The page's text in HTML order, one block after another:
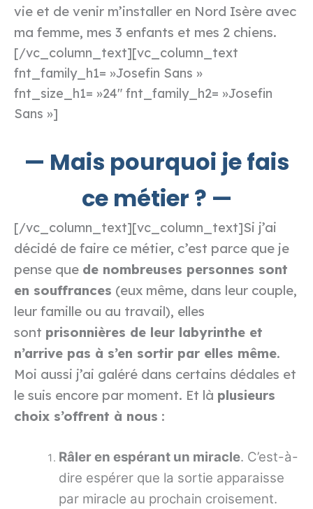
vie et de venir m’installer en Nord Isère avec
ma femme, mes 3 enfants et mes 2 chiens.
[/vc_column_text][vc_column_text
fnt_family_h1= »Josefin Sans »
fnt_size_h1= »24″ fnt_family_h2= »Josefin
Sans »]
— Mais pourquoi je fais
ce métier ? —
[/vc_column_text][vc_column_text]Si j’ai
décidé de faire ce métier, c’est parce que je
pense que de nombreuses personnes sont
en souffrances (eux même, dans leur couple,
leur famille ou au travail), elles
sont prisonnières de leur labyrinthe et
n’arrive pas à s’en sortir par elles même.
Moi aussi j’ai galéré dans certains dédales et
le suis encore par moment. Et là plusieurs
choix s’offrent à nous :
Râler en espérant un miracle. C’est-à-
dire espérer que la sortie apparaisse
par miracle au prochain croisement.